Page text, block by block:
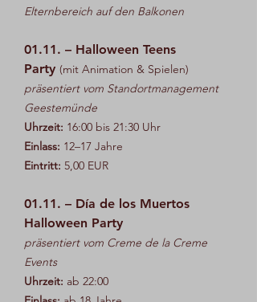
Elternbereich auf den Balkonen
01.11. – Halloween Teens
Party (mit Animation & Spielen)
präsentiert vom Standortmanagement
Geestemünde
Uhrzeit: 16:00 bis 21:30 Uhr
Einlass: 12–17 Jahre
Eintritt: 5,00 EUR
01.11. – Día de los Muertos
Halloween Party
präsentiert vom Creme de la Creme
Events
Uhrzeit: ab 22:00